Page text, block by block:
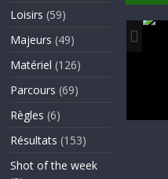
Loisirs (59)
Majeurs (49)
Matériel (126)
Parcours (69)
Règles (6)
Résultats (153)
Shot of the week